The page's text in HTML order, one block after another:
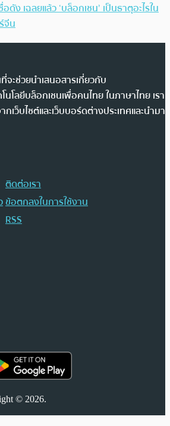
ดัง เฉลยแล้ว ‘บล็อกเชน’ เป็นธาตุอะไรใน
จีน
ะช่วยนำเสนอสารเกี่ยวกับ
นโลยีบล็อกเชนเพื่อคนไทย ในภาษาไทย เรา
ว็บไซต์และเว็บบอร์ดต่างประเทศและนำมา
ติดต่อเรา
ข้อตกลงในการใช้งาน
RSS
© 2026.